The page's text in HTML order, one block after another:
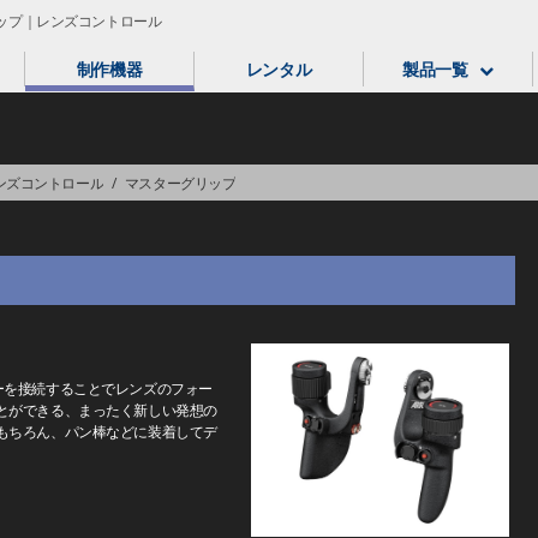
プ｜レンズコントロール
制作機器 レンタル 製品一覧
ズコントロール / マスターグリップ
接続することでレンズのフォー
ができる、まったく新しい発想の
ちろん、パン棒などに装着してデ